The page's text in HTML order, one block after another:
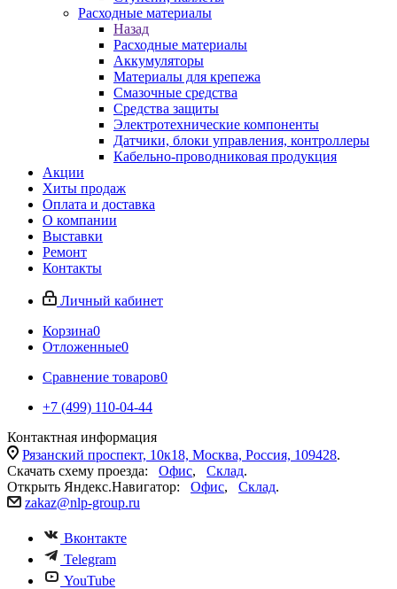
Расходные материалы
Назад
Расходные материалы
Аккумуляторы
Материалы для крепежа
Смазочные средства
Средства защиты
Электротехнические компоненты
Датчики, блоки управления, контроллеры
Кабельно-проводниковая продукция
Акции
Хиты продаж
Оплата и доставка
О компании
Выставки
Ремонт
Контакты
Личный кабинет
Корзина0
Отложенные0
Сравнение товаров0
+7 (499) 110-04-44
Контактная информация
Рязанский проспект, 10к18, Москва, Россия, 109428.
Скачать схему проезда: Офис, Склад.
Открыть Яндекс.Навигатор: Офис, Склад.
zakaz@nlp-group.ru
Вконтакте
Telegram
YouTube